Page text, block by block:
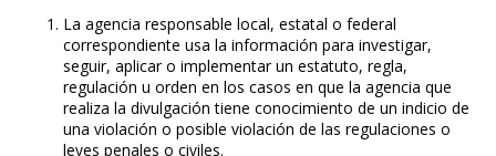
La agencia responsable local, estatal o federal
correspondiente usa la información para investigar,
seguir, aplicar o implementar un estatuto, regla,
regulación u orden en los casos en que la agencia que
realiza la divulgación tiene conocimiento de un indicio de
una violación o posible violación de las regulaciones o
leyes penales o civiles.